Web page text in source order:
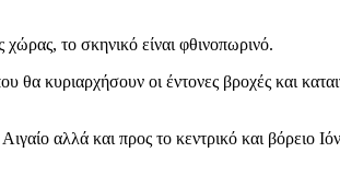
χώρας, το σκηνικό είναι φθινοπωρινό.
κυριαρχήσουν οι έντονες βροχές και
αλλά και προς το κεντρικό και βόρειο